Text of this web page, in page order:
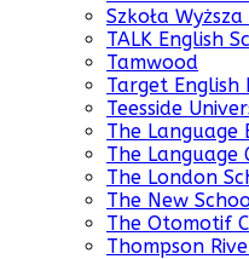
Szkoła
TALK English
Tamwood
Target
Teesside
The Language
The Language
The London
The New
The Otomotif
Thompson